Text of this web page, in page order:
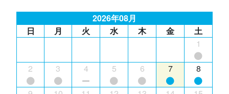
2026年08月
日
月 火 水 木 金
土
1
2 3 4 5 6 7 8